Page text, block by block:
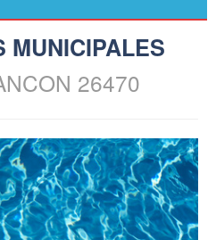
MUNICIPALES
26470